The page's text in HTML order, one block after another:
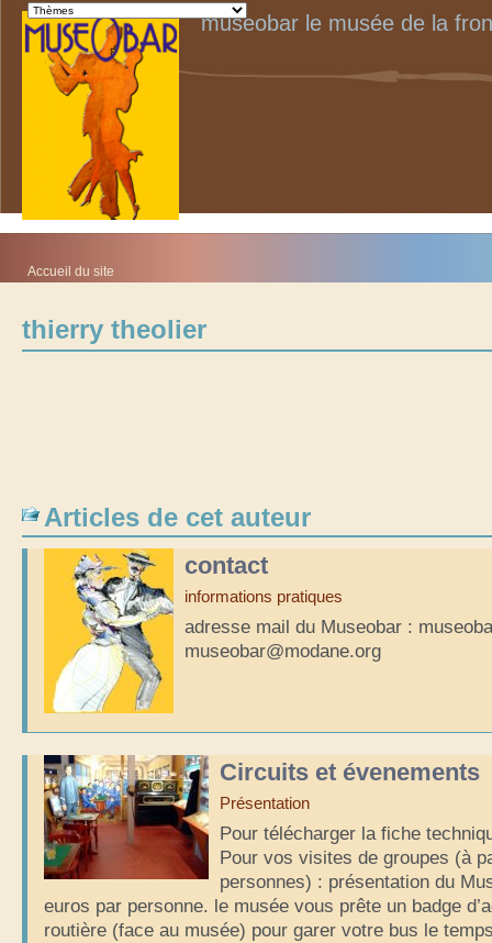
museobar le musée de la
Accueil du site
thierry theolier
Articles de cet auteur
contact
informations pratiques
adresse mail du Museobar :
museobar@modane.org
Circuits et évenements
Présentation
Pour télécharger la fiche
Pour vos visites de groupes (à
personnes) : présentation du
euros par personne. le musée vous prête un badge
routière (face au musée) pour garer votre bus le